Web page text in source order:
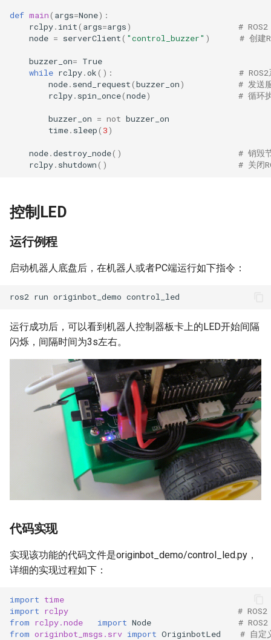
def main( args=None):
rclpy. init( args=args)
#
node = serverClient( "control_buzzer" ) # 创建
buzzer_on= True
while rclpy.ok():
#
node. send_request(buzzer_on)
# 发送
rclpy. spin_once(node) # 循环
buzzer_on = not buzzer_on
time. sleep( 3)
node.destroy_node()
# 销毁
rclpy. shutdown() # 关闭
控制LED
运行例程
启动机器人底盘后，在机器人或者PC端运行如下指令：
ros2 run originbot_demo
运行成功后，可以看到机器人控制器板卡上的LED开始间隔
闪烁，间隔时间为3s左右。
代码实现
实现该功能的代码文件是originbot_demo/control_led.py，
详细的实现过程如下：
import time
import rclpy
#
from rclpy.node import Node
#
from originbot_msgs.srv import OriginbotLed # 自定